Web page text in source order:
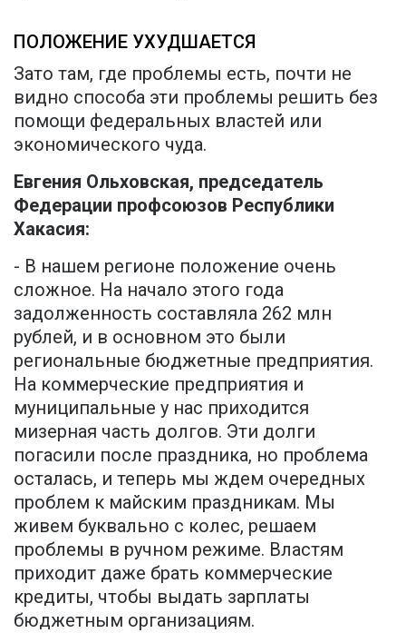
ПОЛОЖЕНИЕ УХУДШАЕТСЯ
Зато там, где проблемы есть, почти не
видно способа эти проблемы решить без
помощи федеральных властей или
экономического чуда.
Евгения Ольховская, председатель
Федерации профсоюзов Республики
Хакасия:
- В нашем регионе положение очень
сложное. На начало этого года
задолженность составляла 262 млн
рублей, и в основном это были
региональные бюджетные предприятия.
На коммерческие предприятия и
муниципальные у нас приходится
мизерная часть долгов. Эти долги
погасили после праздника, но проблема
осталась, и теперь мы ждем очередных
проблем к майским праздникам. Мы
живем буквально с колес, решаем
проблемы в ручном режиме. Властям
приходит даже брать коммерческие
кредиты, чтобы выдать зарплаты
бюджетным организациям.